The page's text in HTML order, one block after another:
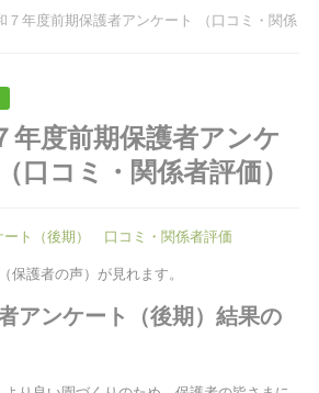
７年度前期保護者アンケート （口コミ・関係
年度前期保護者アンケ
口コミ・関係者評価）
ート（後期） 口コミ・関係者評価
保護者の声）が見れます。
アンケート（後期）結果の